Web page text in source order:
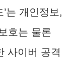
는 개인정보,
호는 물론
사이버 공격